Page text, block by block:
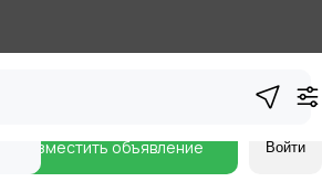
Разместить объявление Войти